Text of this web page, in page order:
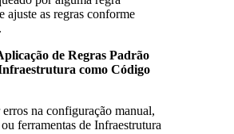
ajuste as regras conforme
de Regras Padrão
como Código
erros na configuração manual,
ferramentas de Infraestrutura